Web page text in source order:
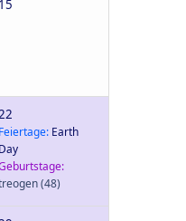
15
Feiertage: Earth
Day
(48)